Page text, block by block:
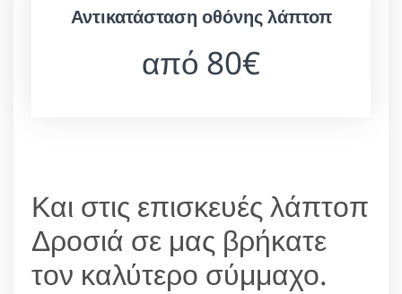
Αντικατάσταση οθόνης λάπτοπ
από 80€
Και στις επισκευές λάπτοπ
Δροσιά σε μας βρήκατε
τον καλύτερο σύμμαχο.